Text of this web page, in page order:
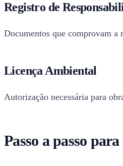
Registro de
Documentos que comprovam a
Licença Ambiental
Autorização necessária para
Passo a passo